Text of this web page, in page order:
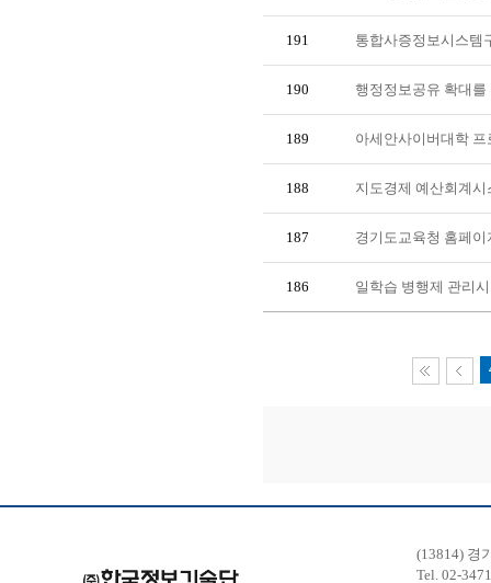
191 통합사증정보시스템
190 행정정보공유 확대
189 아세안사이버대학
188 지도경제 예산회계
187 경기도교육청 홈페
186 일학습 병행제 관리
(13814) 경
Tel. 02-